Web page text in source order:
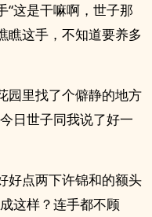
“这是干嘛啊，世子那
瞧这手，不知道要养多
园里找了个僻静的地方
日世子同我说了好一
好点两下许锦和的额头
这样？连手都不顾